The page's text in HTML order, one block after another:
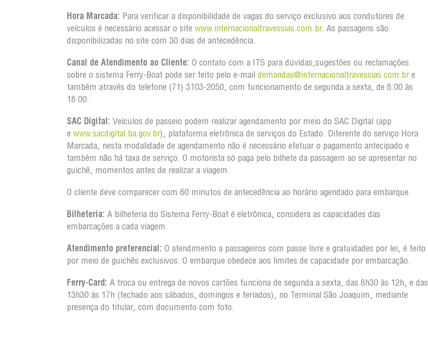
Hora Marcada: Para verificar a disponibilidade de vagas do serviço exclusivo aos condutores de
veículos é necessário acessar o site www.internacionaltravessias.com.br. As passagens são
disponibilizadas no site com 30 dias de antecedência.
Canal de Atendimento ao Cliente: O contato com a ITS para dúvidas,sugestões ou reclamações
sobre o sistema Ferry-Boat pode ser feito pelo e-mail demandas@internacionaltravessias.com.bre
também através do telefone (71) 3103-2050, com funcionamento de segunda a sexta, de 8:00 às
18:00.
SAC Digital: Veículos de passeio podem realizar agendamento por meio do SAC Digital (app
e www.sacdigital.ba.gov.br), plataforma eletrônica de serviços do Estado. Diferente do serviço Hora
Marcada, nesta modalidade de agendamento não é necessário efetuar o pagamento antecipado e
também não há taxa de serviço. O motorista só paga pelo bilhete da passagem ao se apresentar no
guichê, momentos antes de realizar a viagem.
O cliente deve comparecer com 60 minutos de antecedência ao horário agendado para embarque.
Bilheteria: A bilheteria do Sistema Ferry-Boat é eletrônica, considera as capacidades das
embarcações a cada viagem.
Atendimento preferencial: O atendimento a passageiros com passe livre e gratuidades por lei, é feito
por meio de guichês exclusivos. O embarque obedece aos limites de capacidade por embarcação.
Ferry-Card: A troca ou entrega de novos cartões funciona de segunda a sexta, das 8h30 às 12h, e das
13h30 às 17h (fechado aos sábados, domingos e feriados), no Terminal São Joaquim, mediante
presença do titular, com documento com foto.